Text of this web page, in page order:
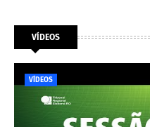
VÍDEOS
VÍDEOS